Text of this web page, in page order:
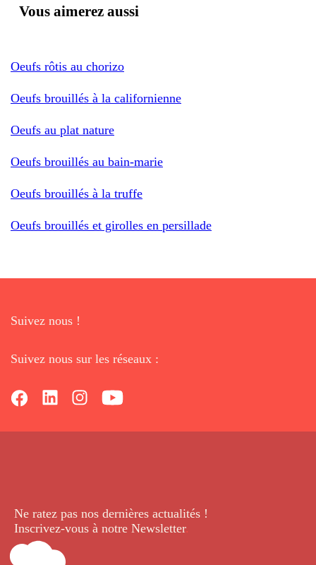
Vous aimerez aussi
Oeufs rôtis au chorizo
Oeufs brouillés à la californienne
Oeufs au plat nature
Oeufs brouillés au bain-marie
Oeufs brouillés à la truffe
Oeufs brouillés et girolles en persillade
Suivez nous !
Suivez nous sur les réseaux :
Ne ratez pas nos dernières actualités !
Inscrivez-vous à notre Newsletter.